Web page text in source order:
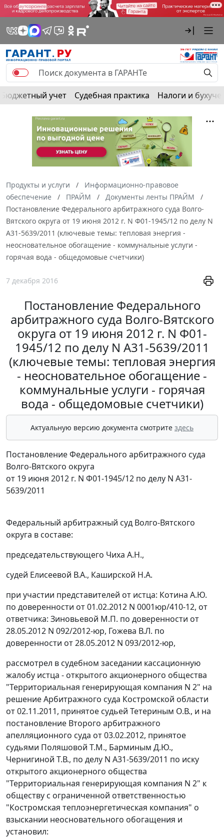
Бюджетный учет Судебная практика Налоги и
Продукты и услуги
Информационно-правовое
обеспечение
ПРАЙМ
Документы ленты ПРАЙМ
Постановление Федерального арбитражного суда Волго-
Вятского округа от 19 июня 2012 г. N Ф01-1945/12 по делу N
А31-5639/2011 (ключевые темы: тепловая энергия -
неосновательное обогащение - коммунальные услуги -
горячая вода - общедомовые счетчики)
7 декабря 2016
Постановление Федерального
арбитражного суда Волго-Вятского
округа от 19 июня 2012 г. N Ф01-
1945/12 по делу N А31-5639/2011
(ключевые темы: тепловая энергия
- неосновательное обогащение -
коммунальные услуги - горячая
вода - общедомовые счетчики)
Актуальную версию документа смотрите здесь
Постановление Федерального арбитражного суда
Волго-Вятского округа
от 19 июня 2012 г. N Ф01-1945/12 по делу N А31-
5639/2011
Федеральный арбитражный суд Волго-Вятского
округа в составе:
председательствующего Чиха А.Н.,
судей Елисеевой В.А., Каширской Н.А.
при участии представителей от истца: Котина А.Ю.
по доверенности от 01.02.2012 N 0001юр/410-12, от
ответчика: Зиновьевой М.П. по доверенности от
28.05.2012 N 092/2012-юр, Гожева В.Л. по
доверенности от 28.05.2012 N 093/2012-юр,
рассмотрел в судебном заседании кассационную
жалобу истца - открытого акционерного общества
"Территориальная генерирующая компания N 2" на
решение Арбитражного суда Костромской области
от 02.11.2011, принятое судьей Тетериным О.В., и на
постановление Второго арбитражного
апелляционного суда от 03.02.2012, принятое
судьями Поляшовой Т.М., Барминым Д.Ю.,
Чернигиной Т.В., по делу N А31-5639/2011 по иску
открытого акционерного общества
"Территориальная генерирующая компания N 2" к
обществу с ограниченной ответственностью
"Костромская теплоэнергетическая компания" о
взыскании неосновательного обогащения и
установил: